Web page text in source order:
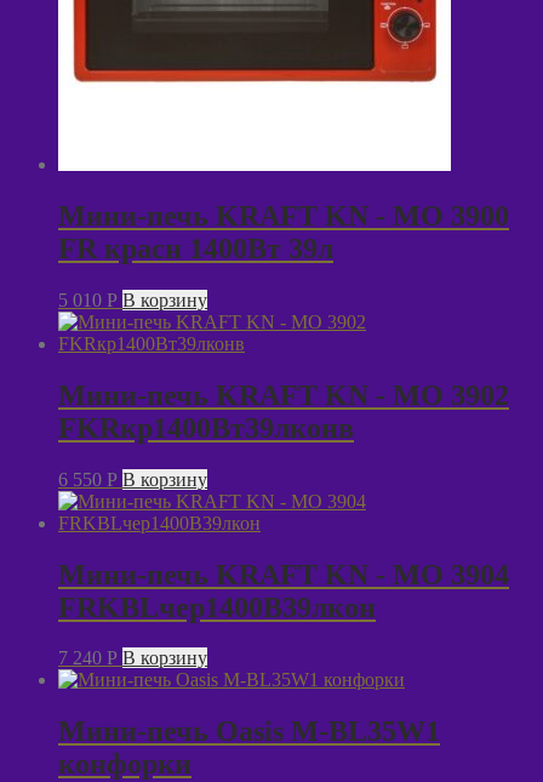
Мини-печь KRAFT KN - MO 3900
FR красн 1400Вт 39л
5 010 P В корзину
Мини-печь KRAFT KN - MO 3902
FKRкр1400Вт39лконв
6 550 P В корзину
Мини-печь KRAFT KN - MO 3904
FRKBLчер1400В39лкон
7 240 P В корзину
Мини-печь Oasis M-BL35W1
конфорки